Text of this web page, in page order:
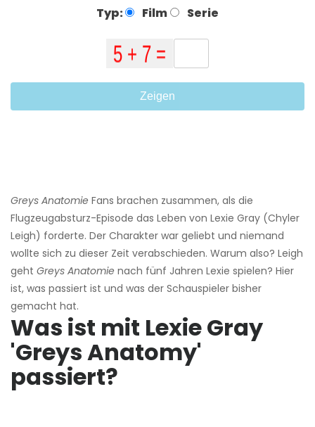
Typ: Film Serie
Zeigen
Greys Anatomie Fans brachen zusammen, als die
Flugzeugabsturz-Episode das Leben von Lexie Gray (Chyler
Leigh) forderte. Der Charakter war geliebt und niemand
wollte sich zu dieser Zeit verabschieden. Warum also? Leigh
geht Greys Anatomie nach fünf Jahren Lexie spielen? Hier
ist, was passiert ist und was der Schauspieler bisher
gemacht hat.
Was ist mit Lexie Gray
'Greys Anatomy'
passiert?